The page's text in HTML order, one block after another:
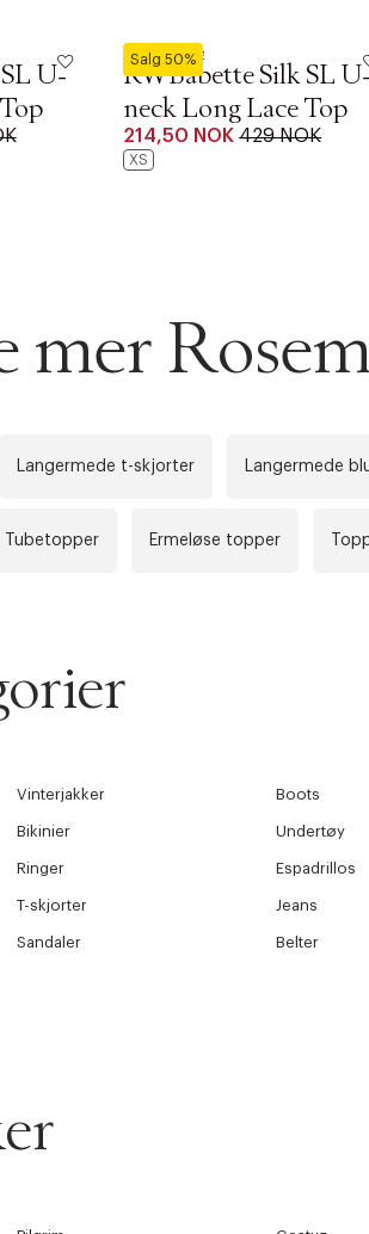
U-
Salg 50%
Rosemunde
RWBabette Silk SL
neck Long Lace Top
214,50 NOK 429 NOK
XS
mer
Langermede t-skjorter Langermede
Tubetopper Ermeløse topper
Vinterjakker Boots
Bikinier Undertøy
Ringer Espadrillos
T-skjorter Jeans
Sandaler Belter
ditt første kjøp som medlem